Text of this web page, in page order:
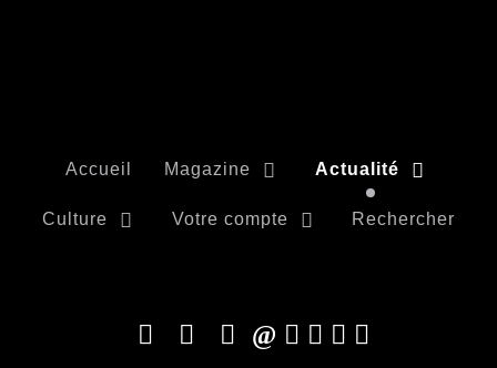
Accueil Magazine Actualité
Culture Votre compte Rechercher